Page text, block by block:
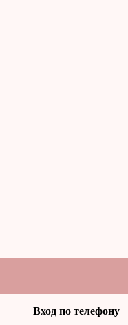
Вход по телефону